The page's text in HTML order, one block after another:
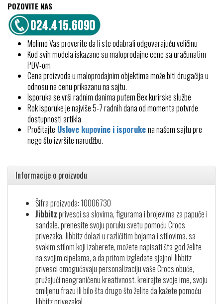
POZOVITE NAS
Molimo Vas proverite da li ste odabrali odgovarajuću veličinu
Kod svih modela iskazane su maloprodajne cene sa uračunatim
PDV-om
Cena proizvoda u maloprodajnim objektima može biti drugačija u
odnosu na cenu prikazanu na sajtu.
Isporuka se vrši radnim danima putem Bex kurirske službe
Rok isporuke je najviše 5-7 radnih dana od momenta potvrde
dostupnosti artikla
Pročitajte Uslove kupovine i isporukena našem sajtu pre
nego što izvršite narudžbu.
Informacije o proizvodu
Šifra proizvoda: 10006730
Jibbitzprivesci sa slovima, figurama i brojevima za papuče i
sandale. prenesite svoju poruku svetu pomoću Crocs
privezaka. Jibbitz dolazi u različitim bojama i stilovima. sa
svakim stilom koji izaberete, možete napisati šta god želite
na svojim cipelama, a da pritom izgledate sjajno! Jibbitz
privesci omogućavaju personalizaciju vaše Crocs obuće,
pružajući neograničenu kreativnost. kreirajte svoje ime, svoju
omiljenu frazu ili bilo šta drugo što želite da kažete pomoću
Jibbitz privezaka!